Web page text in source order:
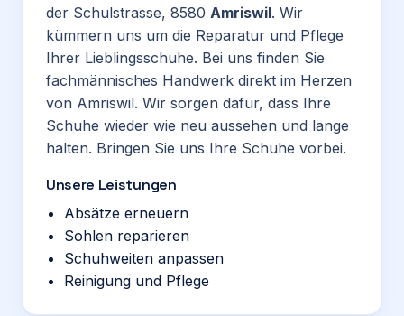
der Schulstrasse, 8580 Amriswil. Wir
kümmern uns um die Reparatur und Pflege
Ihrer Lieblingsschuhe. Bei uns finden Sie
fachmännisches Handwerk direkt im Herzen
von Amriswil. Wir sorgen dafür, dass Ihre
Schuhe wieder wie neu aussehen und lange
halten. Bringen Sie uns Ihre Schuhe vorbei.
Unsere Leistungen
Absätze erneuern
Sohlen reparieren
Schuhweiten anpassen
Reinigung und Pflege